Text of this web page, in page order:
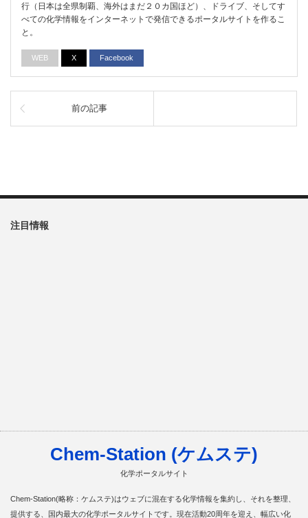
行（日本は全県制覇、海外はまだ２０カ国ほど）、ドライブ、そしてす
べての化学情報をインターネットで発信できるポータルサイトを作るこ
と。
WEB X Facebook
前の記事
注目情報
Chem-Station (ケムステ)
化学ポータルサイト
Chem-Station(略称：ケムステ)はウェブに混在する化学情報を集約し、それを整理、
提供する、国内最大の化学ポータルサイトです。現在活動20周年を迎え、幅広い化